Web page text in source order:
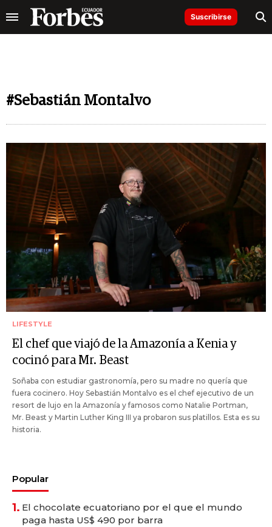
Suscribirse
#Sebastián Montalvo
LIFESTYLE
El chef que viajó de la Amazonía a Kenia y
cocinó para Mr. Beast
Soñaba con estudiar gastronomía, pero su madre no quería que
fuera cocinero. Hoy Sebastián Montalvo es el chef ejecutivo de un
resort de lujo en la Amazonía y famosos como Natalie Portman,
Mr. Beast y Martin Luther King III ya probaron sus platillos. Esta es su
historia.
Popular
1. El chocolate ecuatoriano por el que el mundo
paga hasta US$ 490 por barra